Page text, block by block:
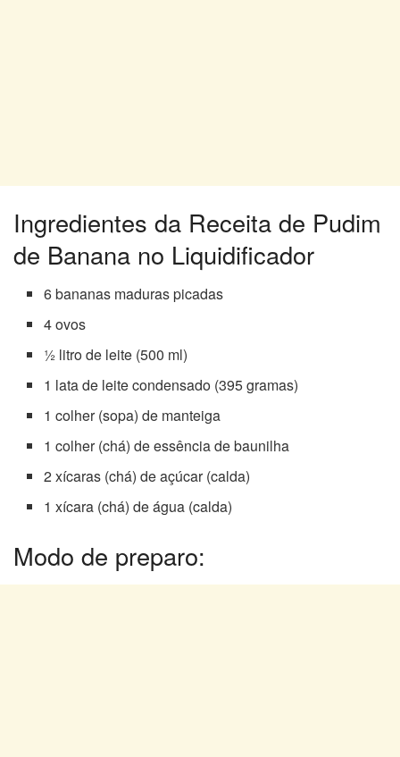
Ingredientes da Receita de Pudim
de Banana no Liquidificador
6 bananas maduras picadas
4 ovos
½ litro de leite (500 ml)
1 lata de leite condensado (395 gramas)
1 colher (sopa) de manteiga
1 colher (chá) de essência de baunilha
2 xícaras (chá) de açúcar (calda)
1 xícara (chá) de água (calda)
Modo de preparo: